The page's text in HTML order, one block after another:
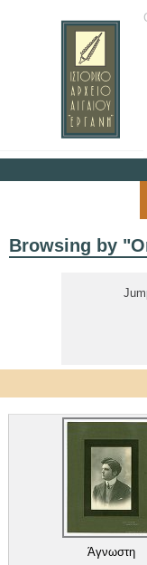
Browsing by
Άγνωστη